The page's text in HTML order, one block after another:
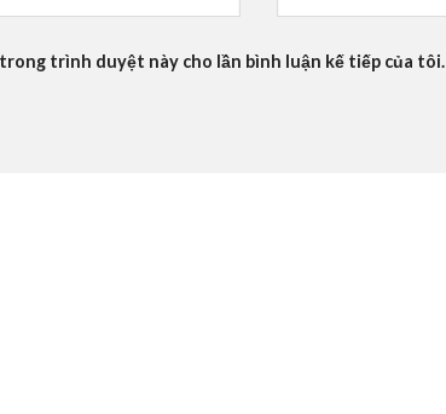
trình duyệt này cho lần bình luận kế tiếp của tôi.